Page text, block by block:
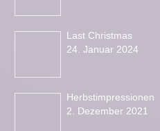
Last Christmas
24. Januar 2024
Herbstimpressionen
2. Dezember 2021